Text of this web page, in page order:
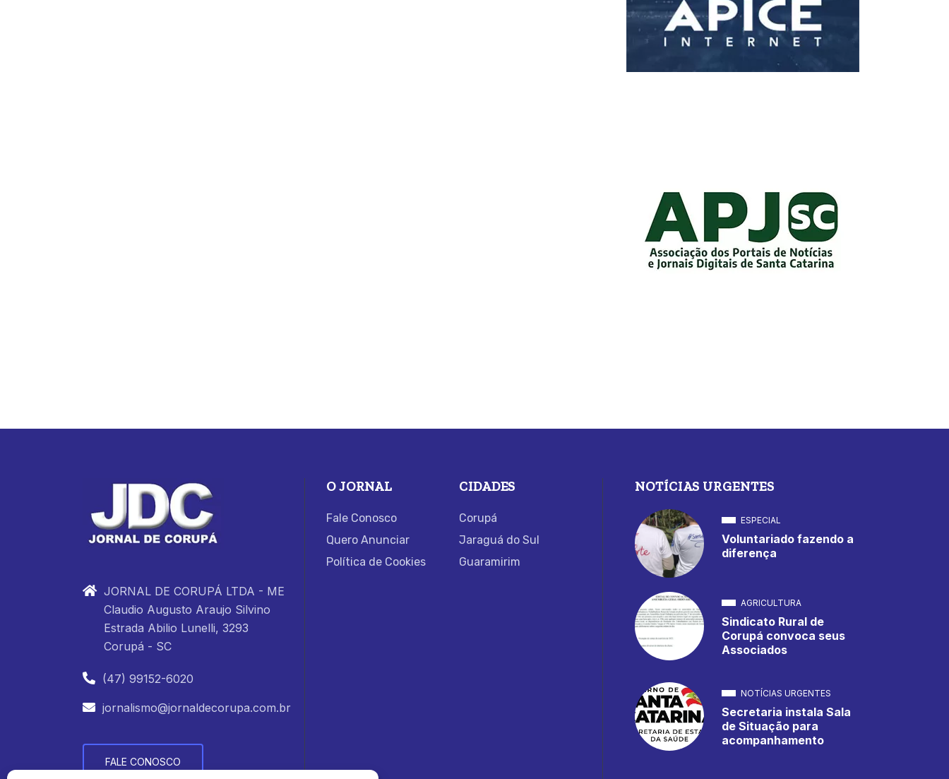
JORNAL DE CORUPÁ LTDA - ME
Claudio Augusto Araujo Silvino
Estrada Abilio Lunelli, 3293
Corupá - SC
(47) 99152-6020
jornalismo@jornaldecorupa.com.br
FALE CONOSCO
O JORNAL
Fale Conosco
Quero Anunciar
Política de Cookies
CIDADES
Corupá
Jaraguá do Sul
Guaramirim
NOTÍCIAS URGENTES
ESPECIAL
Voluntariado fazendo a
diferença
AGRICULTURA
Sindicato Rural de
Corupá convoca seus
Associados
NOTÍCIAS URGENTES
Secretaria instala Sala
de Situação para
acompanhamento